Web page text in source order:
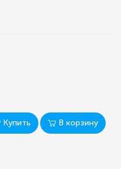
Купить В корзину